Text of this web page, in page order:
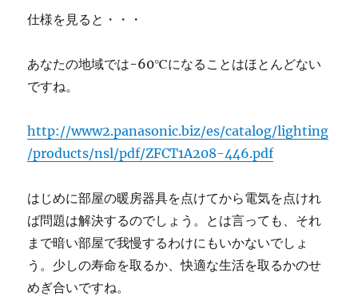
仕様を見ると・・・
あなたの地域では-60℃になることはほとんどない
ですね。
http://www2.panasonic.biz/es/catalog/lighting
/products/nsl/pdf/ZFCT1A208-446.pdf
はじめに部屋の暖房器具を点けてから電気を点けれ
ば問題は解決するのでしょう。とは言っても、それ
まで暗い部屋で我慢するわけにもいかないでしょ
う。少しの寿命を取るか、快適な生活を取るかのせ
めぎ合いですね。